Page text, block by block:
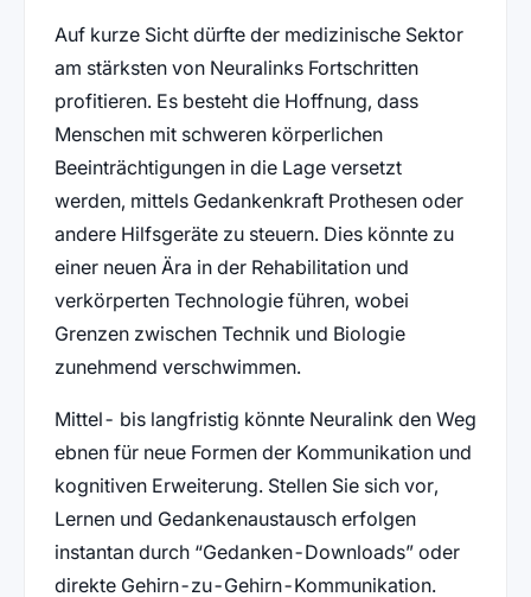
Auf kurze Sicht dürfte der medizinische Sektor
am stärksten von Neuralinks Fortschritten
profitieren. Es besteht die Hoffnung, dass
Menschen mit schweren körperlichen
Beeinträchtigungen in die Lage versetzt
werden, mittels Gedankenkraft Prothesen oder
andere Hilfsgeräte zu steuern. Dies könnte zu
einer neuen Ära in der Rehabilitation und
verkörperten Technologie führen, wobei
Grenzen zwischen Technik und Biologie
zunehmend verschwimmen.
Mittel- bis langfristig könnte Neuralink den Weg
ebnen für neue Formen der Kommunikation und
kognitiven Erweiterung. Stellen Sie sich vor,
Lernen und Gedankenaustausch erfolgen
instantan durch “Gedanken-Downloads” oder
direkte Gehirn-zu-Gehirn-Kommunikation.